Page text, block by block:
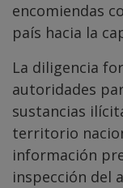
encomiendas
país hacia la
La diligencia
autoridades
sustancias
territorio
información
inspección del